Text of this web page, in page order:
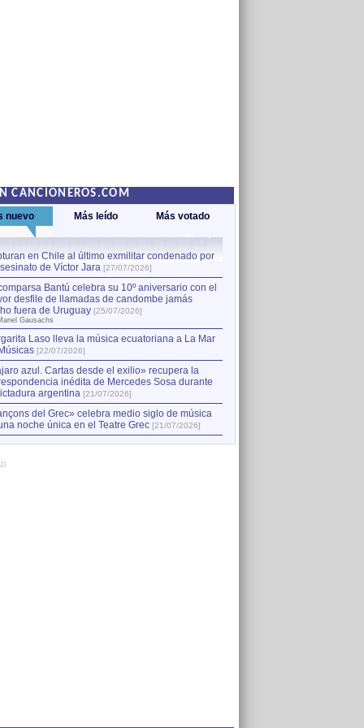
CANCIONEROS.COM
nuevo Más leído Más votado
en Chile al último exmilitar condenado por
de Víctor Jara [27/07/2026]
Bantú celebra su 10º aniversario con el
desfile de llamadas de candombe jamás
fuera de Uruguay [25/07/2026]
Gausachs
Laso lleva la música ecuatoriana a La Mar
[22/07/2026]
azul. Cartas desde el exilio» recupera la
inédita de Mercedes Sosa durante
argentina [21/07/2026]
del Grec» celebra medio siglo de música
noche única en el Teatre Grec [21/07/2026]